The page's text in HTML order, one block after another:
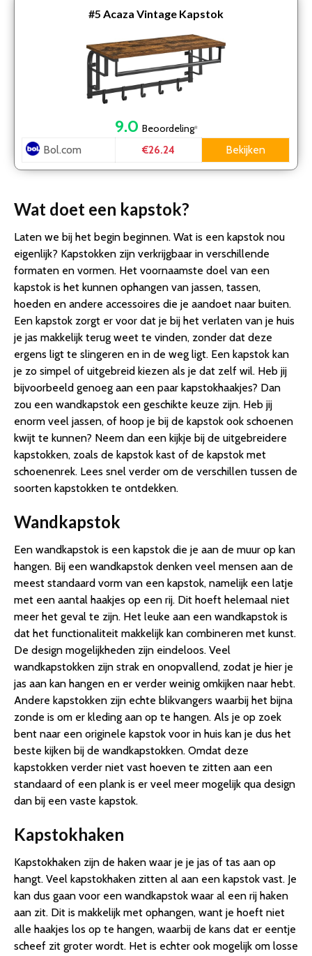
#5 Acaza Vintage Kapstok
9.0 Beoordeling*
Bol.com €26.24 Bekijken
Wat doet een kapstok?
Laten we bij het begin beginnen. Wat is een kapstok nou
eigenlijk? Kapstokken zijn verkrijgbaar in verschillende
formaten en vormen. Het voornaamste doel van een
kapstok is het kunnen ophangen van jassen, tassen,
hoeden en andere accessoires die je aandoet naar buiten.
Een kapstok zorgt er voor dat je bij het verlaten van je huis
je jas makkelijk terug weet te vinden, zonder dat deze
ergens ligt te slingeren en in de weg ligt. Een kapstok kan
je zo simpel of uitgebreid kiezen als je dat zelf wil. Heb jij
bijvoorbeeld genoeg aan een paar kapstokhaakjes? Dan
zou een wandkapstok een geschikte keuze zijn. Heb jij
enorm veel jassen, of hoop je bij de kapstok ook schoenen
kwijt te kunnen? Neem dan een kijkje bij de uitgebreidere
kapstokken, zoals de kapstok kast of de kapstok met
schoenenrek. Lees snel verder om de verschillen tussen de
soorten kapstokken te ontdekken.
Wandkapstok
Een wandkapstok is een kapstok die je aan de muur op kan
hangen. Bij een wandkapstok denken veel mensen aan de
meest standaard vorm van een kapstok, namelijk een latje
met een aantal haakjes op een rij. Dit hoeft helemaal niet
meer het geval te zijn. Het leuke aan een wandkapstok is
dat het functionaliteit makkelijk kan combineren met kunst.
De design mogelijkheden zijn eindeloos. Veel
wandkapstokken zijn strak en onopvallend, zodat je hier je
jas aan kan hangen en er verder weinig omkijken naar hebt.
Andere kapstokken zijn echte blikvangers waarbij het bijna
zonde is om er kleding aan op te hangen. Als je op zoek
bent naar een originele kapstok voor in huis kan je dus het
beste kijken bij de wandkapstokken. Omdat deze
kapstokken verder niet vast hoeven te zitten aan een
standaard of een plank is er veel meer mogelijk qua design
dan bij een vaste kapstok.
Kapstokhaken
Kapstokhaken zijn de haken waar je je jas of tas aan op
hangt. Veel kapstokhaken zitten al aan een kapstok vast. Je
kan dus gaan voor een wandkapstok waar al een rij haken
aan zit. Dit is makkelijk met ophangen, want je hoeft niet
alle haakjes los op te hangen, waarbij de kans dat er eentje
scheef zit groter wordt. Het is echter ook mogelijk om losse